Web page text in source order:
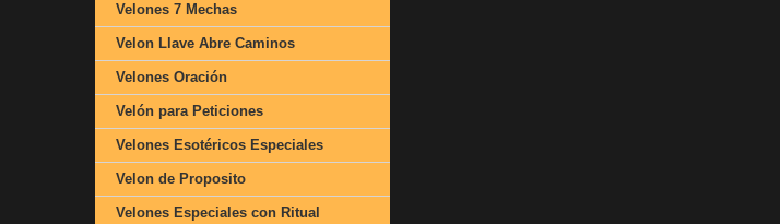
Velones 7 Mechas
Velon Llave Abre Caminos
Velones Oración
Velón para Peticiones
Velones Esotéricos Especiales
Velon de Proposito
Velones Especiales con Ritual